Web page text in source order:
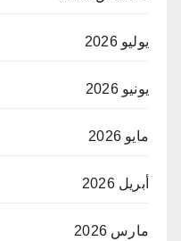
يوليو 2026
يونيو 2026
مايو 2026
أبريل 2026
مارس 2026